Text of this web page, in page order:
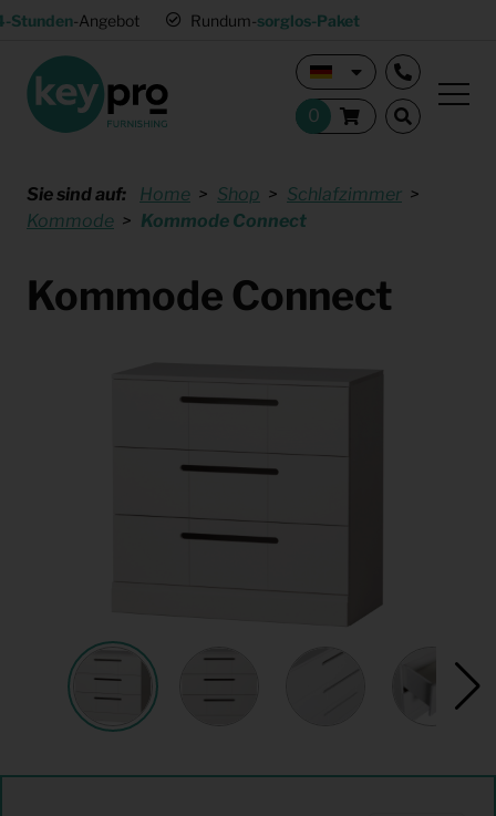
Stunden-Angebot Rundum-sorglos-Paket
Sie sind auf: Home Shop
Schlafzimmer
Kommode
Kommode Connect
Kommode Connect